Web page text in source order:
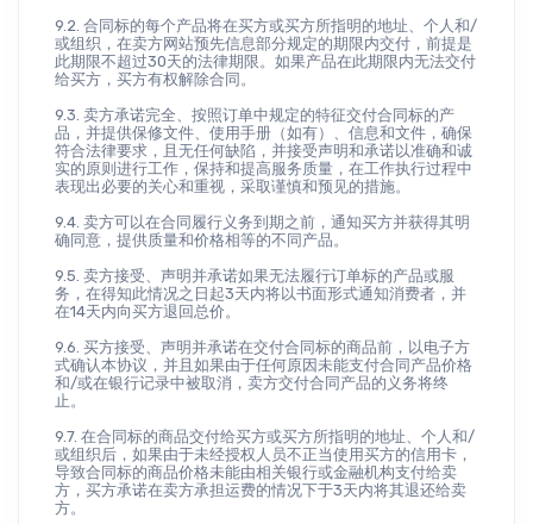
9.2. 合同标的每个产品将在买方或买方所指明的地址、个人和/
或组织，在卖方网站预先信息部分规定的期限内交付，前提是
此期限不超过30天的法律期限。如果产品在此期限内无法交付
给买方，买方有权解除合同。
9.3. 卖方承诺完全、按照订单中规定的特征交付合同标的产
品，并提供保修文件、使用手册（如有）、信息和文件，确保
符合法律要求，且无任何缺陷，并接受声明和承诺以准确和诚
实的原则进行工作，保持和提高服务质量，在工作执行过程中
表现出必要的关心和重视，采取谨慎和预见的措施。
9.4. 卖方可以在合同履行义务到期之前，通知买方并获得其明
确同意，提供质量和价格相等的不同产品。
9.5. 卖方接受、声明并承诺如果无法履行订单标的产品或服
务，在得知此情况之日起3天内将以书面形式通知消费者，并
在14天内向买方退回总价。
9.6. 买方接受、声明并承诺在交付合同标的商品前，以电子方
式确认本协议，并且如果由于任何原因未能支付合同产品价格
和/或在银行记录中被取消，卖方交付合同产品的义务将终
止。
9.7. 在合同标的商品交付给买方或买方所指明的地址、个人和/
或组织后，如果由于未经授权人员不正当使用买方的信用卡，
导致合同标的商品价格未能由相关银行或金融机构支付给卖
方，买方承诺在卖方承担运费的情况下于3天内将其退还给卖
方。